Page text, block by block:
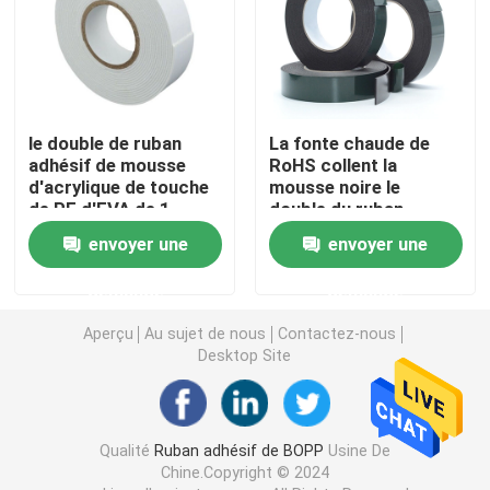
Petit pain de film de bout droit
Ruban adhésif de Polyimide
Ruban adhésif de mousse
Bande de MOPP
Petit pain de film protecteur
Petit pain enorme de papier d'emballage
le double de ruban
adhésif de mousse
d'acrylique de touche
de PE d'EVA de 1
pouce a dégrossi
envoyer une
La fonte chaude de
RoHS collent la
mousse noire le
double du ruban
qu'adhésif 12mm a
dégrossieenvoyer une
Aperçu Au sujet de nous
Contactez-nous
Desktop Site
Qualité Ruban adhésif de BOPP Usine De
Chine.Copyright © 2024